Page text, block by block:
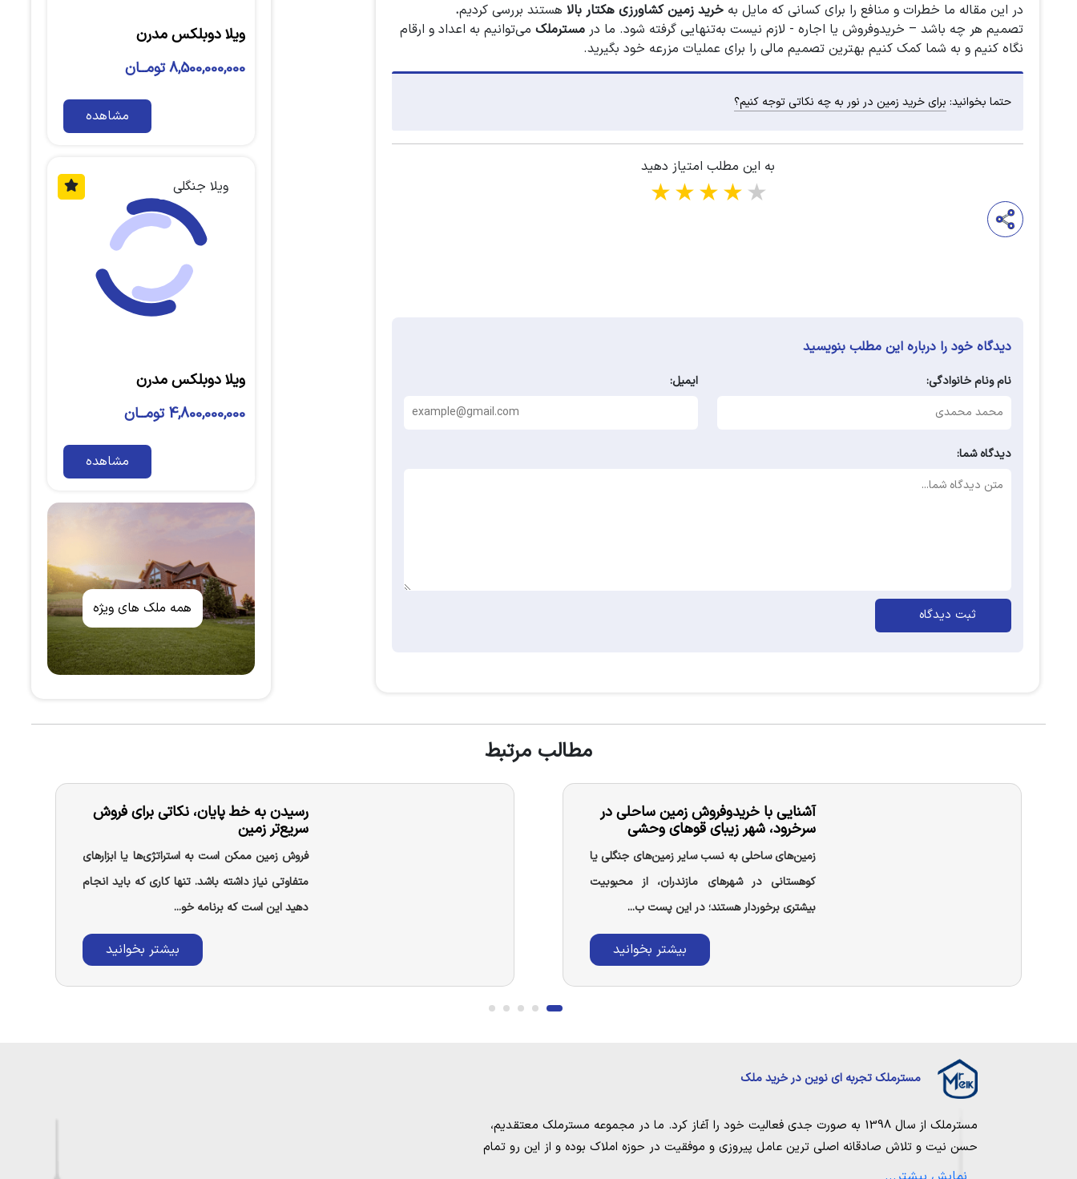
در این مقاله ما خطرات و منافع را برای کسانی که مایل به خرید زمین کشاورزی هکتار بالا هستند بررسی کردیم.
تصمیم هر چه باشد – خریدوفروش یا اجاره - لازم نیست به‌تنهایی گرفته شود. ما در مسترملک می‌توانیم به اعداد و ارقام
نگاه کنیم و به شما کمک کنیم بهترین تصمیم مالی را برای عملیات مزرعه خود بگیرید.
حتما بخوانید: برای خرید زمین در نور به چه نکاتی توجه کنیم؟
به این مطلب امتیاز دهید
5 stars
4 stars
3 stars
2 stars
دیدگاه خود را درباره این مطلب بنویسید
نام ونام خانوادگی: ایمیل:
دیدگاه شما:
ثبت دیدگاه
ویلا دوبلکس مدرن
8,500,000,000 تومــان
مشاهده
ویلا جنگلی
ویلا دوبلکس مدرن
4,800,000,000 تومــان
مشاهده
همه ملک های ویژه
مطالب مرتبط
آشنایی با خریدوفروش زمین ساحلی در
سرخرود، شهر زیبای قوهای وحشی
زمین‌های ساحلی به نسب سایر زمین‌های جنگلی یا
کوهستانی در شهرهای مازندران، از محبوبیت
بیشتری برخوردار هستند؛ در این پست ب...
بیشتر بخوانید
رسیدن به خط پایان، نکاتی برای فروش
سریع‌تر زمین
فروش زمین ممکن است به استراتژی‌ها یا ابزارهای
متفاوتی نیاز داشته باشد. تنها کاری که باید انجام
دهید این است که برنامه خو...
بیشتر بخوانید
مسترملک تجربه ای نوین در خرید ملک
مسترملک از سال 1398 به صورت جدی فعالیت خود را آغاز کرد. ما در مجموعه مسترملک معتقدیم،
حسن نیت و تلاش صادقانه اصلی ترین عامل پیروزی و موفقیت در حوزه املاک بوده و از این رو تمام
مساعی خویش را به کار میگیریم تا بتوانیم با صداقت کامل بهترین ها را برای مشتریانمان به ارمغان